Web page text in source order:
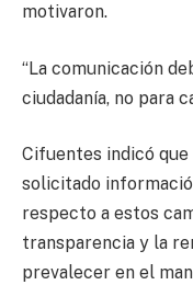
motivaron.
“La comunicación
ciudadanía, no para
Cifuentes indicó
solicitado
respecto a estos
transparencia y la
prevalecer en el